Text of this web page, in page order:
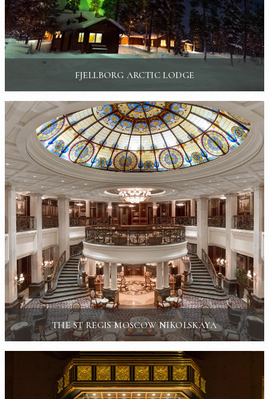
FJELLBORG ARCTIC LODGE
THE ST REGIS MOSCOW NIKOLSKAYA